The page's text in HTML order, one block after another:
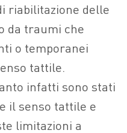
riabilitazione delle
da traumi che
o temporanei
tattile.
infatti sono stati
il senso tattile e
limitazioni a